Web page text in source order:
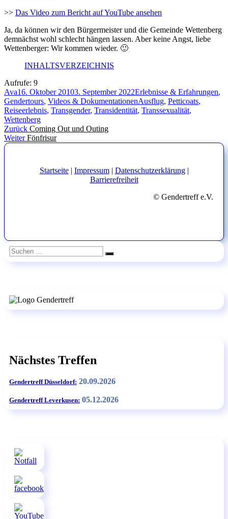
>> Das Video zum Bericht auf YouTube ansehen
Ja, da können wir den Bürgermeister und die Gemeinde Wettenberg
demnächst wohl schlecht hängen lassen. Aber keine Angst, liebe
Wettenberger: Wir kommen wieder. 🙂
INHALTSVERZEICHNIS
Aufrufe: 9
Autor
AvaVeröffentlicht
am
16. Oktober 20103. September 2022Kategorien
Erlebnisse & Erfahrungen,
Gendertours, Videos & DokumentationenSchlagwörter
Ausflug, Petticoats,
Reiseerlebnis, Transgender, Transidentität, Transsexualität,
Wettenberg
Beitragsnavigation
Zurück Vorheriger
Beitrag:
Coming Out und Outing
Weiter Nächster
Fönfrisur
Startseite| Impressum| Datenschutzerklärung|
Barrierefreiheit
© Gendertreff e.V.
Suchen
nach:
Suchen
Nächstes Treffen
Gendertreff Düsseldorf: 20.09.2026
Gendertreff Leverkusen: 05.12.2026